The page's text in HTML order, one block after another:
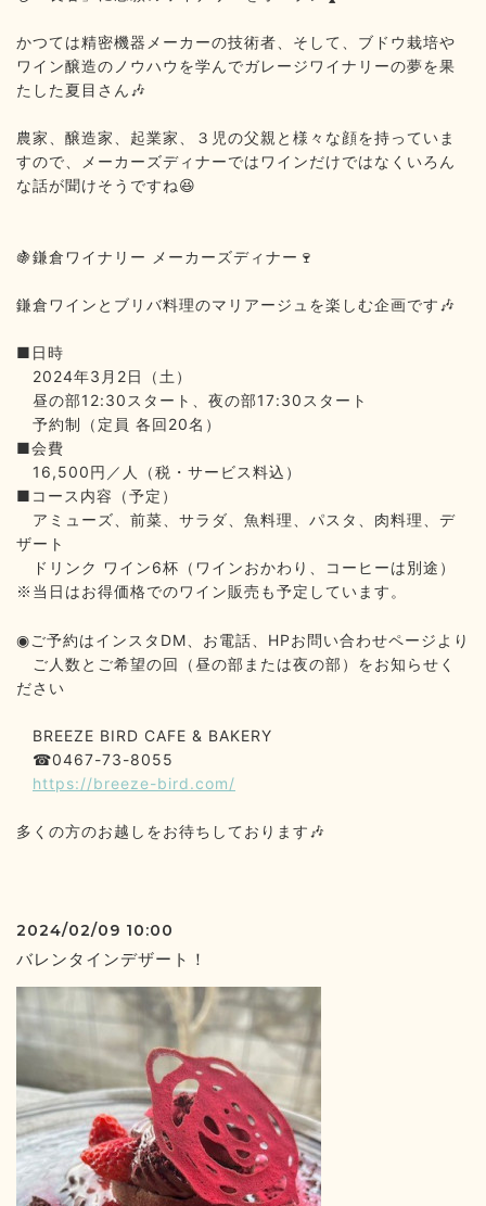
かつては精密機器メーカーの技術者、そして、ブドウ栽培や
ワイン醸造のノウハウを学んでガレージワイナリーの夢を果
たした夏目さん 🎶
農家、醸造家、起業家、３児の父親と様々な顔を持っていま
すので、メーカーズディナーではワインだけではなくいろん
な話が聞けそうですね😆
🍇鎌倉ワイナリー メーカーズディナー 🍷
鎌倉ワインとブリバ料理のマリアージュを楽しむ企画です 🎶
■ 日時
2024年3 月 2日（土）
昼の部12:30 スタート、夜の部17:30 スタート
予約制（定員 各回20名）
■会費
16,500円／人（税・サービス料込）
■ コース内容（予定）
アミューズ、前菜、サラダ、魚料理、パスタ、肉料理、デ
ザート
ドリンク ワイン6杯（ワインおかわり、コーヒーは別途）
※ 当日はお得価格でのワイン販売も予定しています。
◉ご予約はインスタ DM 、お電話、 HPお問い合わせページより
ご人数とご希望の回（昼の部または夜の部）をお知らせく
ださい
BREEZE BIRD CAFE & BAKERY
☎0467-73-8055
https://breeze-bird.com/
多くの方のお越しをお待ちしております 🎶
2024/02/09 10:00
バレンタインデザート！